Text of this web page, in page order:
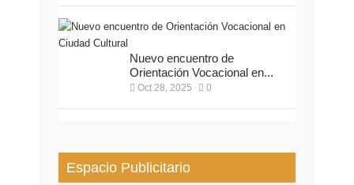
Nuevo encuentro de
Orientación Vocacional en...
Oct 28, 2025 0
Espacio Publicitario